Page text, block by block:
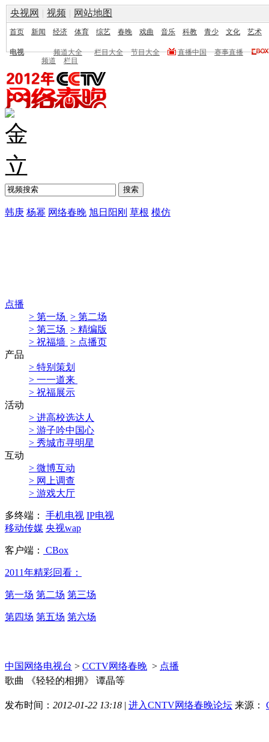
央视网 | 视频 | 网站地图
首页 新闻 经济 体育 综艺 春晚 戏曲 音乐 科教 青少 文化 艺术
电视 频道大全 栏目大全 节目大全 直播中国
赛事直播
频道
栏目
韩庚 杨幂 网络春晚 旭日阳刚 草根 模仿
点播
> 第一场 > 第二场
> 第三场 > 精编版
> 祝福墙 > 点播页
产品
> 特别策划
> 一一道来
> 祝福展示
活动
> 进高校选达人
> 游子吟中国心
> 秀城市寻明星
互动
> 微博互动
> 网上调查
> 游戏大厅
多终端： 手机电视 IP电视
移动传媒 央视wap
客户端： CBox
2011年精彩回看：
第一场 第二场 第三场
第四场 第五场 第六场
中国网络电视台 > CCTV网络春晚 > 点播
歌曲 《轻轻的相拥》 谭晶等
发布时间： 2012-01-22 13:18 | 进入CNTV网络春晚论坛 来源：